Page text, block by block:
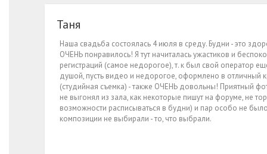
Таня
Наша свадьба состоялась 4 июля в среду. Будни - это
ОЧЕНЬ понравилось! Я тут начиталась ужастиков и
регистраций (самое недорогое), т. к был свой оператор
душой, пусть видео и недорогое, оформлено в отличный
(студийная съемка) - также ОЧЕНЬ довольны! Приятный
не выгонял из зала, как некоторые пишут на форуме, не
возможности расписываться в будни) и пар особо не
композиции не выбирали - то, что выбрали.